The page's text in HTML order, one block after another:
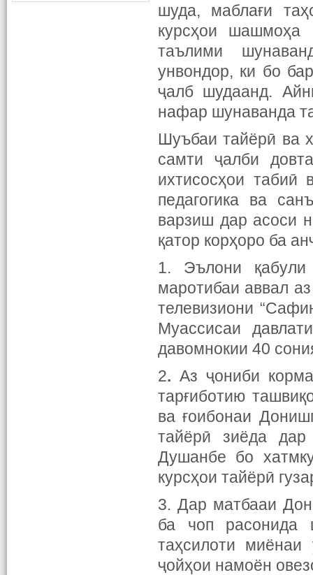
шуда, маблағи
курсҳои шашмоҳа
таълими
унвондор, ки бо
ҷалб шудаанд.
нафар шунаванда
Шуъбаи тайёрӣ ва
самти ҷалби
ихтисосҳои табиӣ
педагогика ва
варзиш дар асоси
қатор корҳоро ба
1. Эълони қабули
маротибаи аввал
телевизиони
Муассисаи
давомнокии 40
2. Аз ҷониби
тарғиботию
ва ғоибонаи
тайёрӣ зиёда
Душанбе бо
курсҳои тайёрӣ
3. Дар матбааи
ба чоп расонида
таҳсилоти
ҷойҳои намоён